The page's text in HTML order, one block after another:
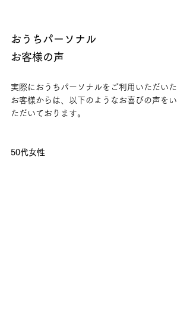
おうちパーソナル
お客様の声
実際におうちパーソナルをご利用いただいた
お客様からは、以下のようなお喜びの声をい
ただいております。
50代女性